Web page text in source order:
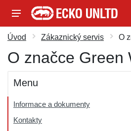
Úvod Zákaznický servis O
O značce Green
Menu
Informace a dokumenty
Kontakty